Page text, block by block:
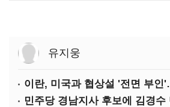
유지웅
민주당 경남지사 후보에 김경